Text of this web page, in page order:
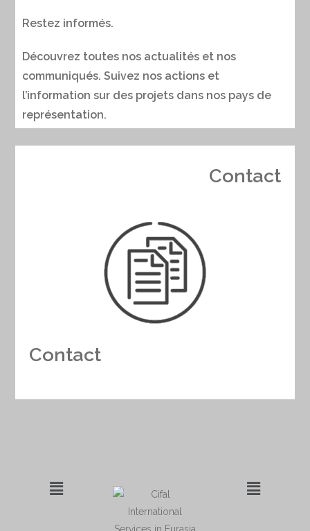
Restez informés.
Découvrez toutes nos actualités et nos
communiqués. Suivez nos actions et
l’information sur des projets dans nos pays de
représentation.
Contact
Contact